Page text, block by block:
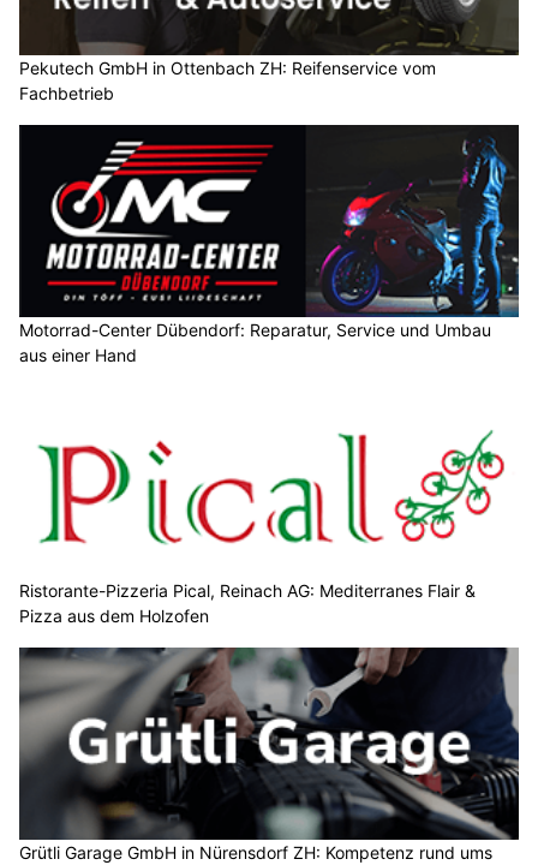
Pekutech GmbH in Ottenbach ZH: Reifenservice vom
Fachbetrieb
Motorrad-Center Dübendorf: Reparatur, Service und Umbau
aus einer Hand
Ristorante-Pizzeria Pical, Reinach AG: Mediterranes Flair &
Pizza aus dem Holzofen
Grütli Garage GmbH in Nürensdorf ZH: Kompetenz rund ums